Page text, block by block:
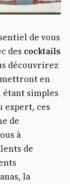
de vous
des cocktails
découvrirez
en
étant simples
expert, ces
de
à
de
la